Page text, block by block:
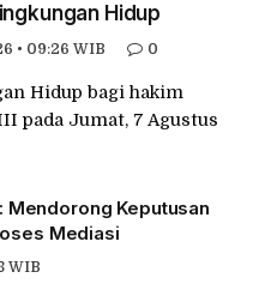
Hidup
• 09:26 WIB 0
Hidup bagi hakim
pada Jumat, 7 Agustus
Mendorong Keputusan
Mediasi
WIB